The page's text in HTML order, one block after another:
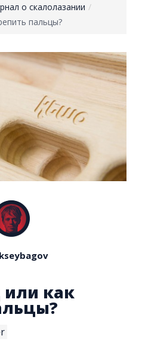
о скалолазании
пальцы?
или как